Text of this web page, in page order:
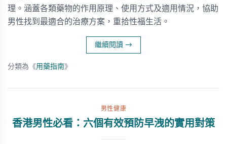
理。涵蓋各類藥物的作用原理、使用方式及適用情況，協助
男性找到最適合的治療方案，重拾性福生活。
繼續閱讀 →
分類為《用藥指南》
男性健康
香港男性必看：六個有效預防早洩的實用對策